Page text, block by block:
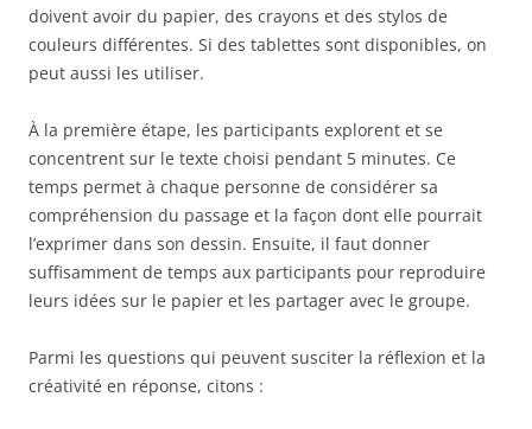
doivent avoir du papier, des crayons et des stylos de
couleurs différentes. Si des tablettes sont disponibles, on
peut aussi les utiliser.
À la première étape, les participants explorent et se
concentrent sur le texte choisi pendant 5 minutes. Ce
temps permet à chaque personne de considérer sa
compréhension du passage et la façon dont elle pourrait
l’exprimer dans son dessin. Ensuite, il faut donner
suffisamment de temps aux participants pour reproduire
leurs idées sur le papier et les partager avec le groupe.
Parmi les questions qui peuvent susciter la réflexion et la
créativité en réponse, citons :